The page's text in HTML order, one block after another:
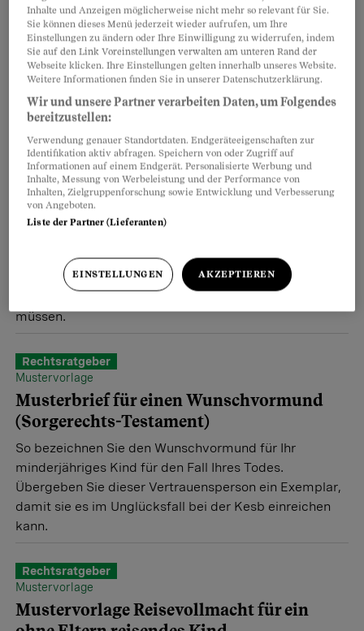
Rechtsratgeber
Checkliste
Vertragliche Regelungen und Vorsorge im
Konkubinat
diskutieren und regeln sollten.
Rechtsratgeber
Checkliste
Rechte und Pflichten als Tagesmutter
In der Checkliste finden Sie, was Tagesmütter
bezüglich Entschädigung, Bewilligung,
Sozialversicherungen, Haftung und Steuern wissen
müssen.
Rechtsratgeber
Mustervorlage
Musterbrief für einen Wunschvormund
(Sorgerechts-Testament)
So bezeichnen Sie den Wunschvormund für Ihr
minderjähriges Kind für den Fall Ihres Todes.
Übergeben Sie dieser Vertrauensperson ein Exemplar,
damit sie es im Unglücksfall bei der Kesb einreichen
kann.
Rechtsratgeber
Mustervorlage
Mustervorlage Reisevollmacht für ein
Inhalte und Anzeigen möglicherweise nicht mehr so relevant für Sie.
Sie können dieses Menü jederzeit wieder aufrufen, um Ihre
Einstellungen zu ändern oder Ihre Einwilligung zu widerrufen, indem
Sie auf den Link Voreinstellungen verwalten am unteren Rand der
Webseite klicken. Ihre Einstellungen gelten innerhalb unseres Website.
Weitere Informationen finden Sie in unserer Datenschutzerklärung.
Wir und unsere Partner verarbeiten Daten, um Folgendes
bereitzustellen:
Verwendung genauer Standortdaten. Endgeräteeigenschaften zur
Identifikation aktiv abfragen. Speichern von oder Zugriff auf
Informationen auf einem Endgerät. Personalisierte Werbung und
Inhalte, Messung von Werbeleistung und der Performance von
Inhalten, Zielgruppenforschung sowie Entwicklung und Verbesserung
von Angeboten.
Liste der Partner (Lieferanten)
EINSTELLUNGEN AKZEPTIEREN